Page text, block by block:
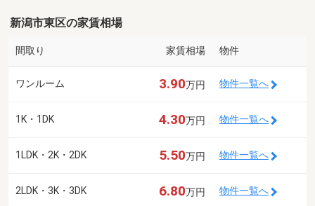
新潟市東区の家賃相場
間取り 家賃相場 物件
ワンルーム 3.90万円 物件一覧へ
1K・1DK 4.30万円 物件一覧へ
1LDK・2K・2DK 5.50万円 物件一覧へ
2LDK・3K・3DK 6.80万円 物件一覧へ